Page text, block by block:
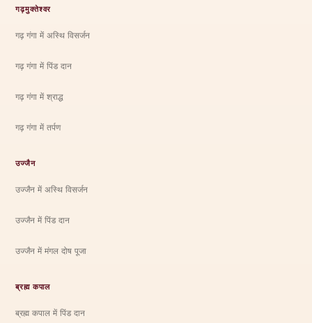
गढ़मुक्तेश्वर
गढ़ गंगा में अस्थि विसर्जन
गढ़ गंगा में पिंड दान
गढ़ गंगा में श्राद्ध
गढ़ गंगा में तर्पण
उज्जैन
उज्जैन में अस्थि विसर्जन
उज्जैन में पिंड दान
उज्जैन में मंगल दोष पूजा
ब्रह्म कपाल
ब्रह्म कपाल में पिंड दान